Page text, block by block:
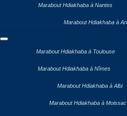
Marabout Hdiakhaba à Nantes
Marabout Hdiakhaba à
Marabout Hdiakhaba à Toulouse
Marabout Hdiakhaba à Nîmes
Marabout Hdiakhaba à Albi
Marabout Hdiakhaba à